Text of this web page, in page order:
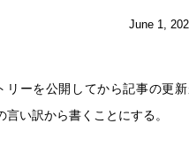
June 1,
リーを公開してから記事の更
い訳から書くことにする。